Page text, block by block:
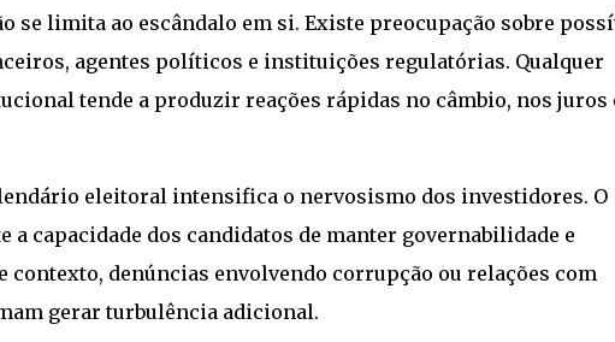
se limita ao escândalo em si. Existe preocupação sobre
agentes políticos e instituições regulatórias. Qualquer
tende a produzir reações rápidas no câmbio, nos juros
eleitoral intensifica o nervosismo dos investidores. O
a capacidade dos candidatos de manter governabilidade e
contexto, denúncias envolvendo corrupção ou relações com
gerar turbulência adicional.